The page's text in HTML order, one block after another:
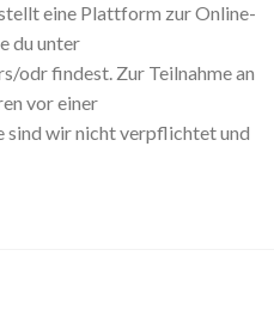
eine Plattform zur Online-
du unter
odr findest. Zur Teilnahme an
vor einer
sind wir nicht verpflichtet und